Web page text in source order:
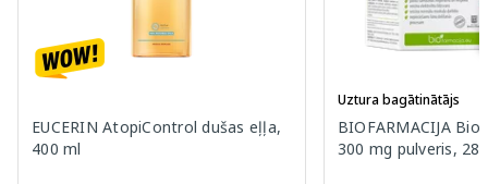
EUCERIN AtopiControl dušas eļļa,
400 ml
Uztura bagātinātājs
BIOFARMACIJA
300 mg pulveris, 28